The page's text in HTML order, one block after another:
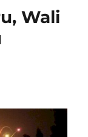
Wali